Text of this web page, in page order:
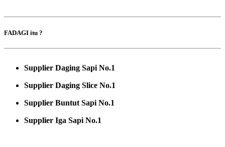
FADAGI itu ?
Supplier Daging Sapi No.1
Supplier Daging Slice No.1
Supplier Buntut Sapi No.1
Supplier Iga Sapi No.1